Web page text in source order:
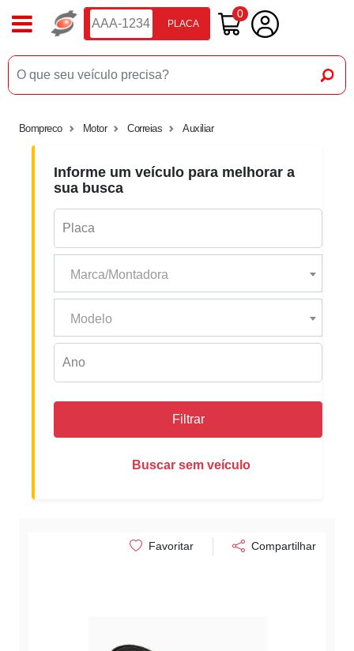
PLACA
0
Bompreco Motor Correias Auxiliar
Informe um veículo para melhorar a
sua busca
Marca/Montadora
Modelo
Filtrar
Buscar sem veículo
Favoritar Compartilhar